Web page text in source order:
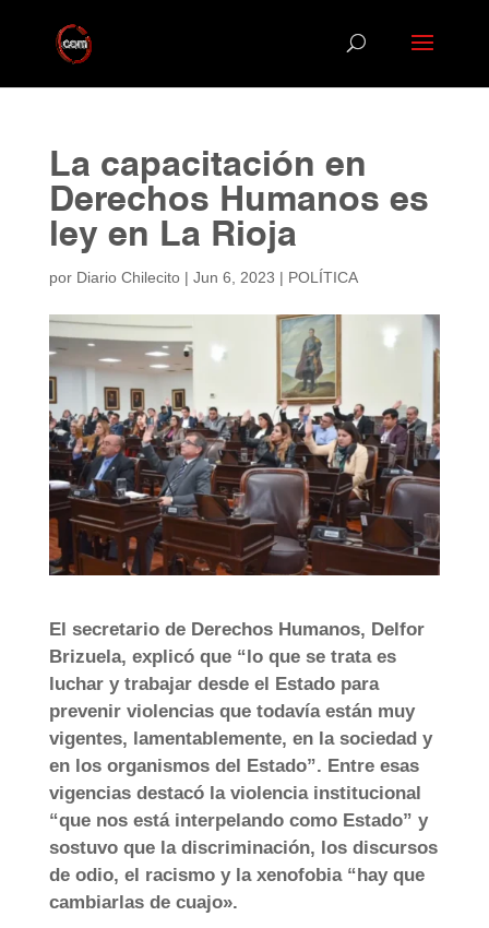
La capacitación en
Derechos Humanos es
ley en La Rioja
por Diario Chilecito| Jun 6, 2023 | POLÍTICA
El secretario de Derechos Humanos, Delfor
Brizuela, explicó que “lo que se trata es
luchar y trabajar desde el Estado para
prevenir violencias que todavía están muy
vigentes, lamentablemente, en la sociedad y
en los organismos del Estado”. Entre esas
vigencias destacó la violencia institucional
“que nos está interpelando como Estado” y
sostuvo que la discriminación, los discursos
de odio, el racismo y la xenofobia “hay que
cambiarlas de cuajo».